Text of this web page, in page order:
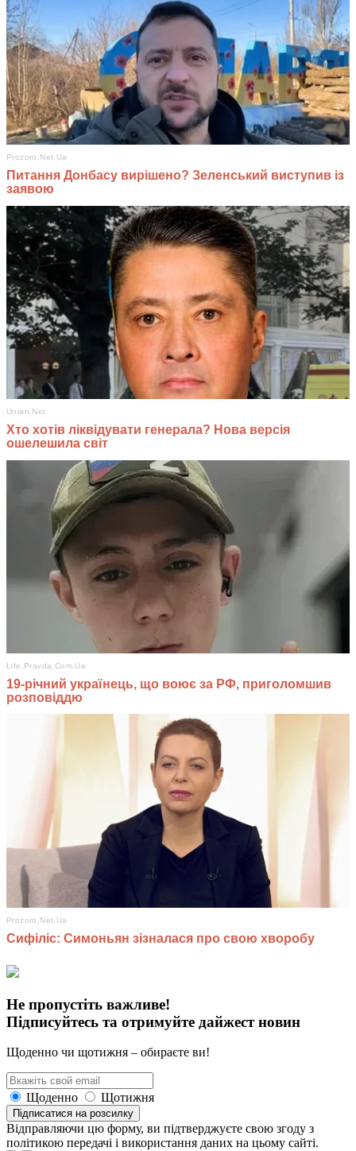
Не пропустіть важливе!
Підписуйтесь та отримуйте дайжест новин
Щоденно чи щотижня – обираєте ви!
Щоденно Щотижня
Підписатися на розсилку
Відправляючи цю форму, ви підтверджуєте свою згоду з
політикою передачі і використання даних на цьому сайті.